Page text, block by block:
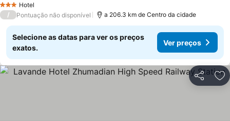
3 EstrelasHotel
/ Pontuação não disponível a 206.3 km de Centro da cidade
Selecione as datas para ver os preços
exatos.
Ver preços
Partilhar